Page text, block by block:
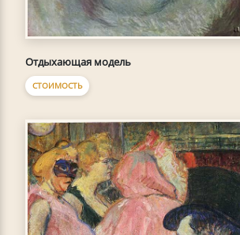
Отдыхающая модель
СТОИМОСТЬ